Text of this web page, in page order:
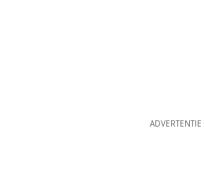
ADVERTENTIE